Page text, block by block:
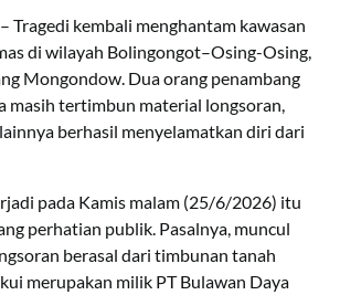
Tragedi kembali menghantam kawasan
di wilayah Bolingongot–Osing-Osing,
Mongondow. Dua orang penambang
masih tertimbun material longsoran,
berhasil menyelamatkan diri dari
pada Kamis malam (25/6/2026) itu
perhatian publik. Pasalnya, muncul
berasal dari timbunan tanah
merupakan milik PT Bulawan Daya